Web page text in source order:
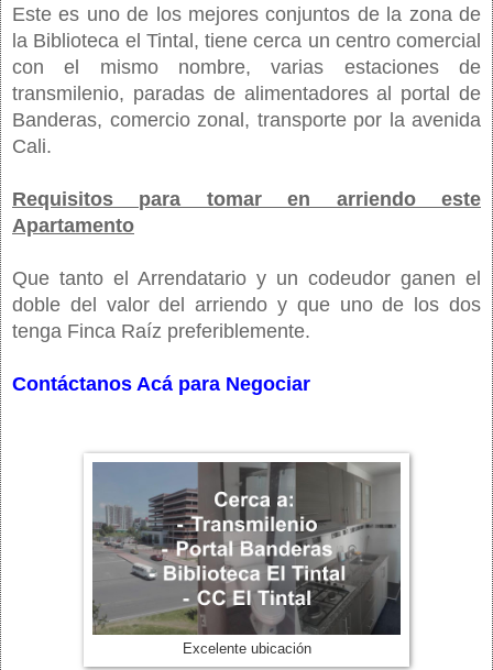
Este es uno de los mejores conjuntos de la zona de
la Biblioteca el Tintal, tiene cerca un centro comercial
con el mismo nombre, varias estaciones de
transmilenio, paradas de alimentadores al portal de
Banderas, comercio zonal, transporte por la avenida
Cali.
Requisitos para tomar en arriendo este
Apartamento
Que tanto el Arrendatario y un codeudor ganen el
doble del valor del arriendo y que uno de los dos
tenga Finca Raíz preferiblemente.
Contáctanos Acá para Negociar
Excelente ubicación